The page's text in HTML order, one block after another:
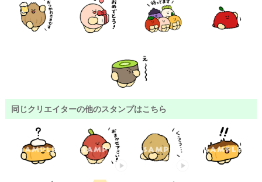
同じクリエイターの他のスタンプはこちら